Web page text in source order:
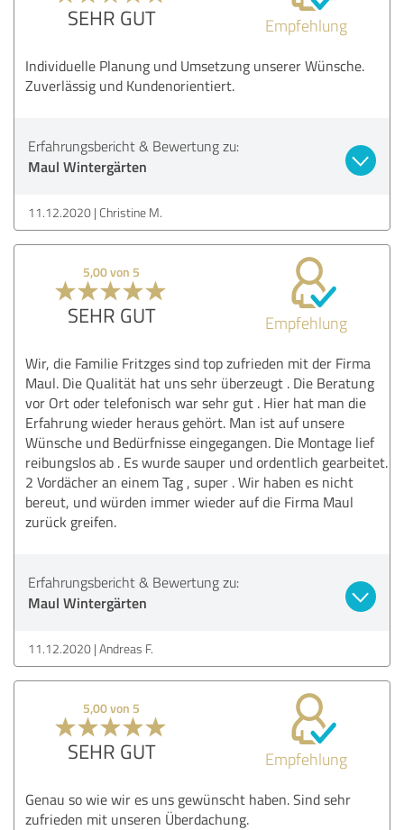
SEHR GUT Empfehlung
Individuelle Planung und Umsetzung unserer Wünsche.
Zuverlässig und Kundenorientiert.
Erfahrungsbericht & Bewertung zu:
Maul Wintergärten
11.12.2020 Christine M.
5,00 von 5
SEHR GUT Empfehlung
Wir, die Familie Fritzges sind top zufrieden mit der Firma
Maul. Die Qualität hat uns sehr überzeugt . Die Beratung
vor Ort oder telefonisch war sehr gut . Hier hat man die
Erfahrung wieder heraus gehört. Man ist auf unsere
Wünsche und Bedürfnisse eingegangen. Die Montage lief
reibungslos ab . Es wurde sauper und ordentlich gearbeitet.
2 Vordächer an einem Tag , super . Wir haben es nicht
bereut, und würden immer wieder auf die Firma Maul
zurück greifen.
Erfahrungsbericht & Bewertung zu:
Maul Wintergärten
11.12.2020 Andreas F.
5,00 von 5
SEHR GUT Empfehlung
Genau so wie wir es uns gewünscht haben. Sind sehr
zufrieden mit unseren Überdachung.